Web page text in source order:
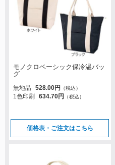
モノクロベーシック保冷温バッ
グ
無地品 528.00円 （税込）
1色印刷 634.70円 （税込）
価格表・ご注文はこちら